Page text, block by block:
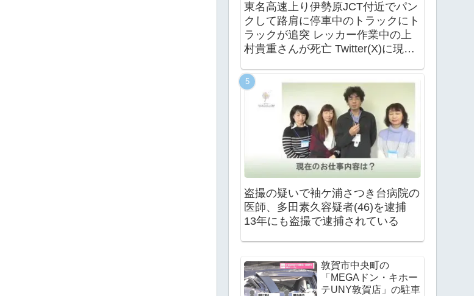
東名高速上り伊勢原JCT付近でパン
クして路肩に停車中のトラックにト
ラックが追突 レッカー作業中の上
村貴重さんが死亡 Twitter(X)に現地
盗撮の疑いで袖ケ浦さつき台病院の
医師、多田素久容疑者(46)を逮捕
13年にも盗撮で逮捕されている
敦賀市中央町の
「MEGAドン・キホー
テUNY敦賀店」の駐車